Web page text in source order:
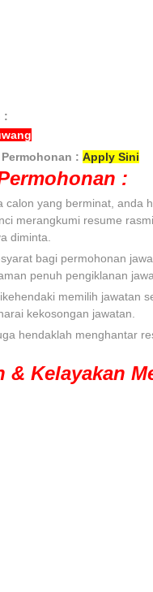
:
: Apply Sini
:
calon yang berminat, anda
merangkumi resume
diminta.
bagi permohonan
penuh pengiklanan
memilih jawatan
kekosongan jawatan.
hendaklah menghantar
& Kelayakan